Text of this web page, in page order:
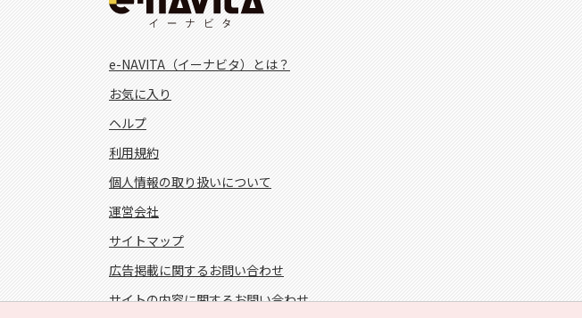
e-NAVITA（イーナビタ）とは？
お気に入り
ヘルプ
利用規約
個人情報の取り扱いについて
運営会社
サイトマップ
広告掲載に関するお問い合わせ
サイトの内容に関するお問い合わせ